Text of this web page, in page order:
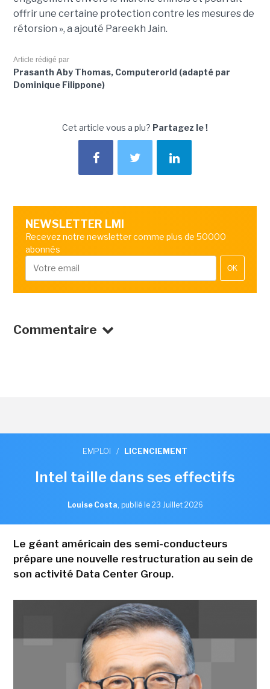
offrir une certaine protection contre les mesures de
rétorsion », a ajouté Pareekh Jain.
Article rédigé par
Prasanth Aby Thomas, Computerorld (adapté par
Dominique Filippone)
Cet article vous a plu? Partagez le !
NEWSLETTER LMI
Recevez notre newsletter comme plus de 50000
abonnés
OK
Commentaire
EMPLOI / LICENCIEMENT
Intel taille dans ses effectifs
Louise Costa, publié le 23 Juillet 2026
Le géant américain des semi-conducteurs
prépare une nouvelle restructuration au sein de
son activité Data Center Group.